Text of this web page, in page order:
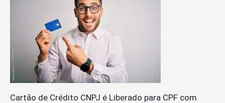
Cartão de Crédito CNPJ é Liberado para CPF com